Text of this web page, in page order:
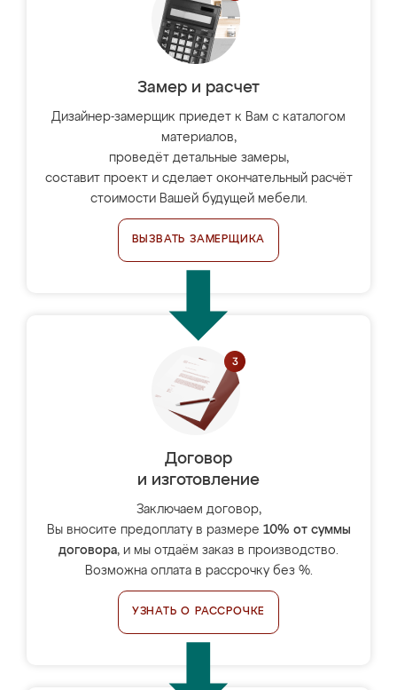
Замер и расчет
Дизайнер-замерщик приедет к Вам с каталогом
материалов,
проведёт детальные замеры,
составит проект и сделает окончательный расчёт
стоимости Вашей будущей мебели.
ВЫЗВАТЬ ЗАМЕРЩИКА
Договор
и изготовление
Заключаем договор,
Вы вносите предоплату в размере 10% от суммы
договора, и мы отдаём заказ в производство.
Возможна оплата в рассрочку без %.
УЗНАТЬ О РАССРОЧКЕ